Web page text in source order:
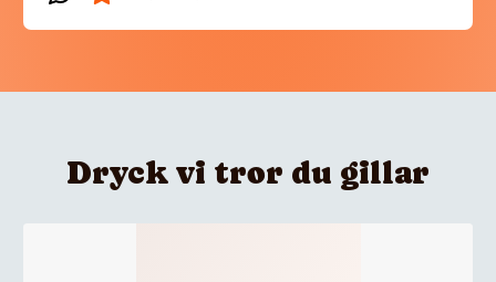
Dryck vi tror du gillar